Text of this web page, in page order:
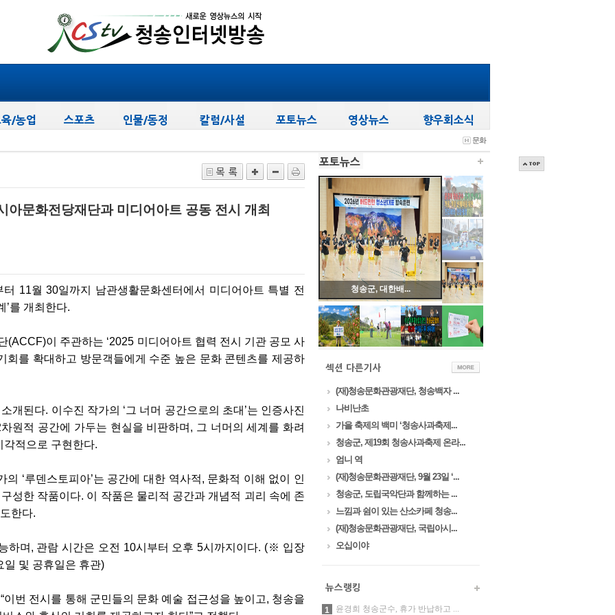
문화
아문화전당재단과 미디어아트 공동 전시 개최
11월 30일까지 남관생활문화센터에서 미디어아트 특별 전
’를 개최한다.
이 주관하는 ‘2025 미디어아트 협력 전시 기관 공모 사
회를 확대하고 방문객들에게 수준 높은 문화 콘텐츠를 제공하
개된다. 이수진 작가의 ‘그 너머 공간으로의 초대’는 인증사진
원적 공간에 가두는 현실을 비판하며, 그 너머의 세계를 화려
적으로 구현한다.
‘루덴스토피아’는 공간에 대한 역사적, 문화적 이해 없이 인
성한 작품이다. 이 작품은 물리적 공간과 개념적 괴리 속에 존
한다.
하며, 관람 시간은 오전 10시부터 오후 5시까지이다. (※ 입장
일 및 공휴일은 휴관)
번 전시를 통해 군민들의 문화 예술 접근성을 높이고, 청송을
청송군, 공모사...
(재)청송문화관광재단, 청송백자 ...
나비난초
가을 축제의 백미 ‘청송사과축제...
청송군, 제19회 청송사과축제 온라...
엄니 역
(재)청송문화관광재단, 9월 23일 ‘...
청송군, 도립국악단과 함께하는 ...
느낌과 쉼이 있는 산소카페 청송...
(재)청송문화관광재단, 국립아시...
오십이야
1 윤경희 청송군수, 휴가 반납하고 ...